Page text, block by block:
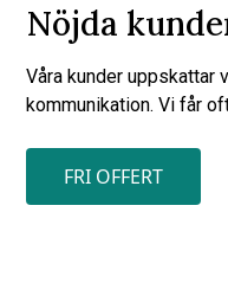
Nöjda
Våra kunder uppskattar
kommunikation. Vi får
FRI OFFERT